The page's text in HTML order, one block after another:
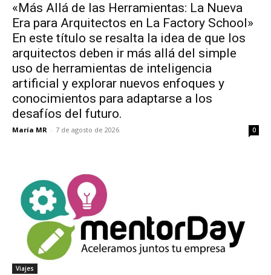
«Más Allá de las Herramientas: La Nueva
Era para Arquitectos en La Factory School»
En este título se resalta la idea de que los
arquitectos deben ir más allá del simple
uso de herramientas de inteligencia
artificial y explorar nuevos enfoques y
conocimientos para adaptarse a los
desafíos del futuro.
María MR - 7 de agosto de 2026 0
Viajes